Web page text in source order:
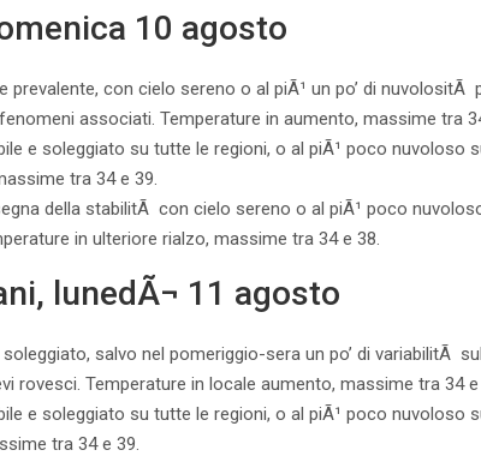
10 agosto
prevalente, con cielo sereno o al piÃ¹ un po’ di nuvolositÃ
associati. Temperature in aumento, massime tra
e soleggiato su tutte le regioni, o al piÃ¹ poco nuvoloso
tra 34 e 39.
della stabilitÃ con cielo sereno o al piÃ¹ poco
in ulteriore rialzo, massime tra 34 e 38.
lunedÃ¬ 11 agosto
soleggiato, salvo nel pomeriggio-sera un po’ di variabilitÃ
rovesci. Temperature in locale aumento, massime tra 34 e
e soleggiato su tutte le regioni, o al piÃ¹ poco nuvoloso
tra 34 e 39.